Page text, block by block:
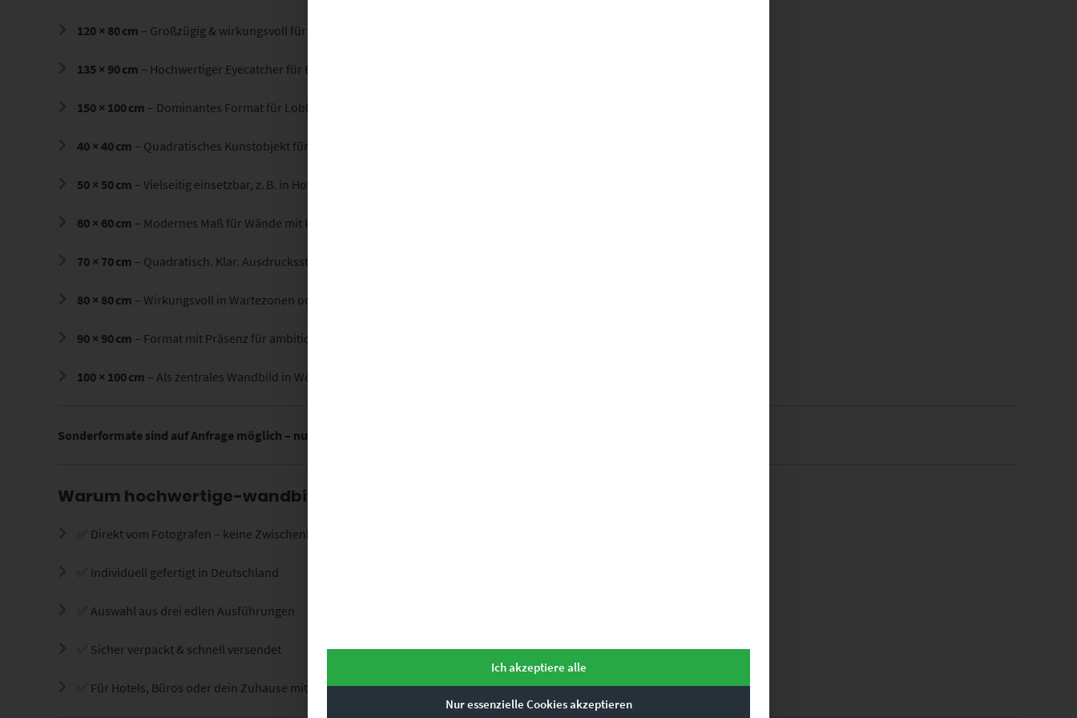
120 × 80 cm – Großzügig & wirkungsvoll für Designbüros oder Lofts
135 × 90 cm – Hochwertiger Eyecatcher für Beratungsunternehmen oder Lounge-Bereiche
150 × 100 cm – Dominantes Format für Lobby, Foyer oder offene Wohnbereiche
40 × 40 cm – Quadratisches Kunstobjekt für stilvolle Akzente
50 × 50 cm – Vielseitig einsetzbar, z. B. in Hotelfluren oder Agenturen
60 × 60 cm – Modernes Maß für Wände mit klarer Struktur
70 × 70 cm – Quadratisch. Klar. Ausdrucksstark – ideal für moderne Arztpraxen
80 × 80 cm – Wirkungsvoll in Wartezonen oder Eingangsbereichen
90 × 90 cm – Format mit Präsenz für ambitionierte Raumgestaltung
100 × 100 cm – Als zentrales Wandbild in Wohnräumen mit Stil
Sonderformate sind auf Anfrage möglich – nutze dazu einfach unser
Warum hochwertige-wandbilder.de?
✅ Direkt vom Fotografen – keine Zwischenhändler
✅ Individuell gefertigt in Deutschland
✅ Auswahl aus drei edlen Ausführungen
✅ Sicher verpackt & schnell versendet
✅ Für Hotels, Büros oder dein Zuhause mit urbanem Anspruch
Ich akzeptiere alle
Nur essenzielle Cookies akzeptieren